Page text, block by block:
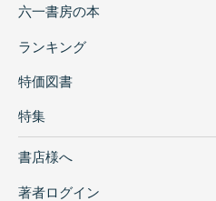
六一書房の本
ランキング
特価図書
特集
書店様へ
著者ログイン